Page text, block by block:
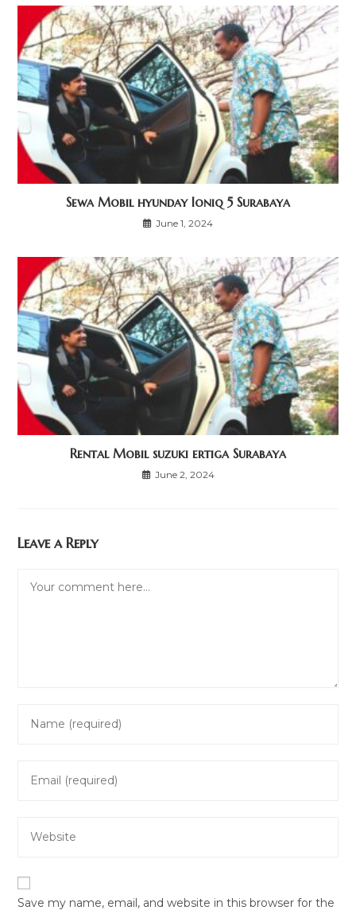
Sewa Mobil hyunday Ioniq 5 Surabaya
June 1, 2024
Rental Mobil suzuki ertiga Surabaya
June 2, 2024
Leave a Reply
comment
address
URL
(optional)
Save my name, email, and website in this browser for the